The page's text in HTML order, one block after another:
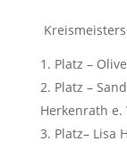
Platz –
Platz –
Herkenrath e.
Platz– Lisa